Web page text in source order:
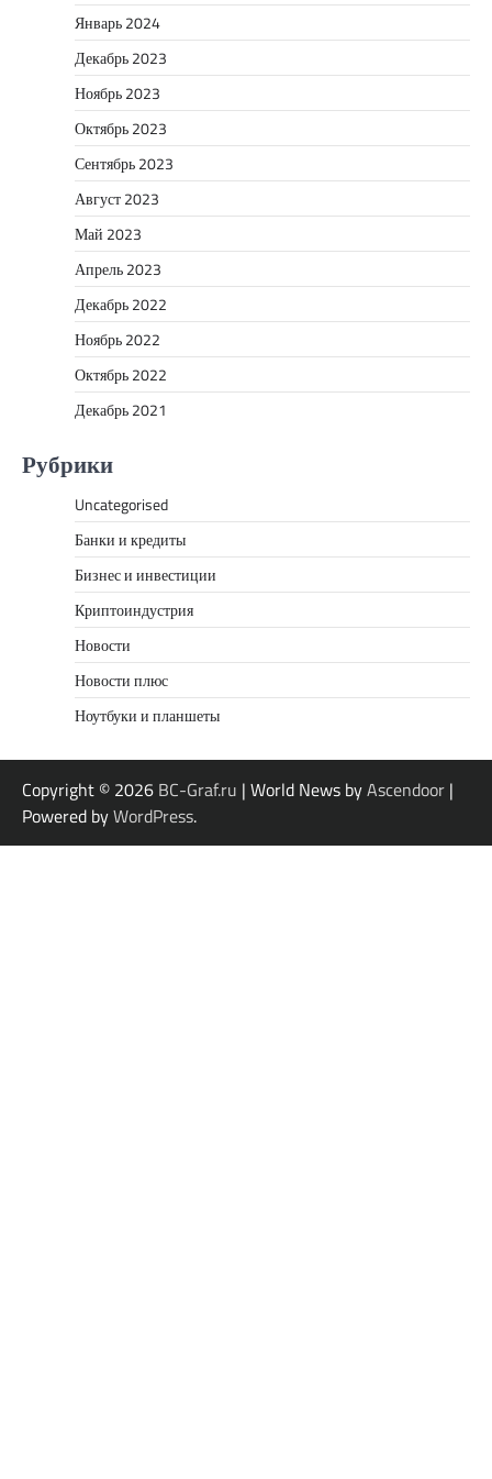
Январь 2024
Декабрь 2023
Ноябрь 2023
Октябрь 2023
Сентябрь 2023
Август 2023
Май 2023
Апрель 2023
Декабрь 2022
Ноябрь 2022
Октябрь 2022
Декабрь 2021
Рубрики
Uncategorised
Банки и кредиты
Бизнес и инвестиции
Криптоиндустрия
Новости
Новости плюс
Ноутбуки и планшеты
Copyright © 2026 BC-Graf.ru | World News byAscendoor |
Powered byWordPress.